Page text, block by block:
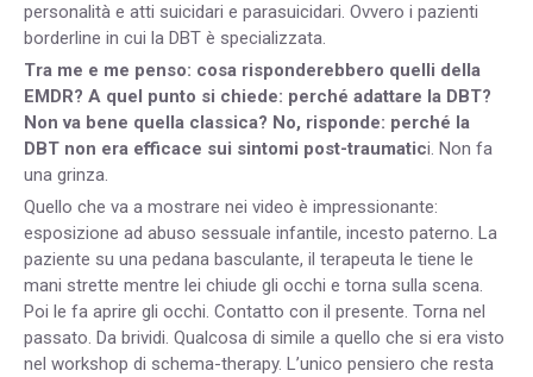
personalità e atti suicidari e parasuicidari. Ovvero i pazienti
borderline in cui la DBT è specializzata.
Tra me e me penso: cosa risponderebbero quelli della
EMDR? A quel punto si chiede: perché adattare la DBT?
Non va bene quella classica? No, risponde: perché la
DBT non era efficace sui sintomi post-traumatici. Non fa
una grinza.
Quello che va a mostrare nei video è impressionante:
esposizione ad abuso sessuale infantile, incesto paterno. La
paziente su una pedana basculante, il terapeuta le tiene le
mani strette mentre lei chiude gli occhi e torna sulla scena.
Poi le fa aprire gli occhi. Contatto con il presente. Torna nel
passato. Da brividi. Qualcosa di simile a quello che si era visto
nel workshop di schema-therapy. L’unico pensiero che resta